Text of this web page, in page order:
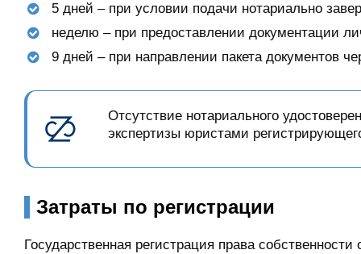
5 дней – при условии подачи нотариально
неделю – при предоставлении документации
9 дней – при направлении пакета документов
Отсутствие нотариального
экспертизы юристами
Затраты по регистрации
Государственная регистрация права